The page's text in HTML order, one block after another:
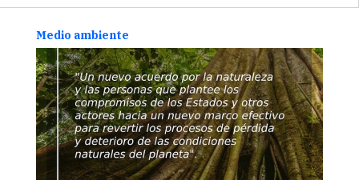
niñas y adolescentes menores de 14 años no
Medio ambiente